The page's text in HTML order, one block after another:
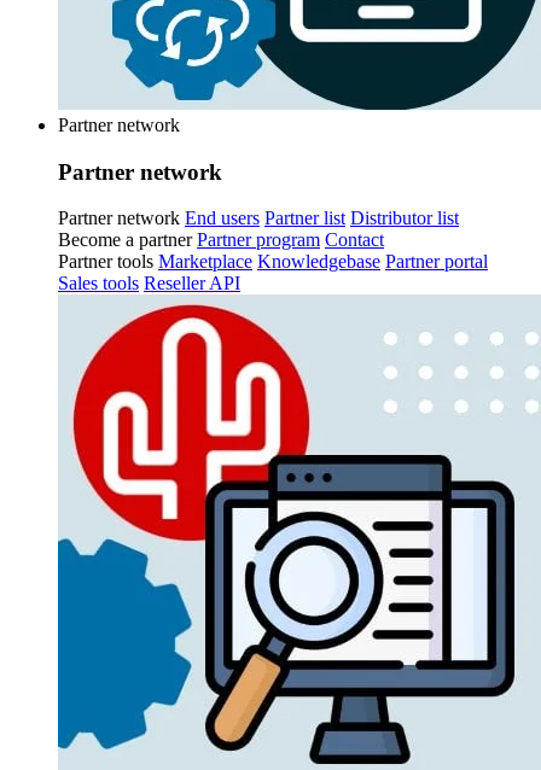
Partner network
Partner network
Partner network End users Partner list Distributor list
Become a partner Partner program Contact
Partner tools Marketplace Knowledgebase Partner portal
Sales tools Reseller API